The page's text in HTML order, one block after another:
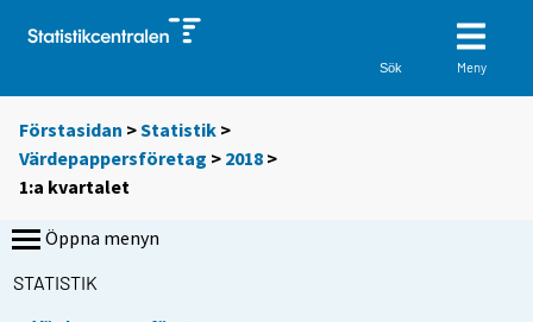
Sök Meny
Förstasidan >Statistik >
Värdepappersföretag > 2018 >
1:a kvartalet
Öppna menyn
STATISTIK